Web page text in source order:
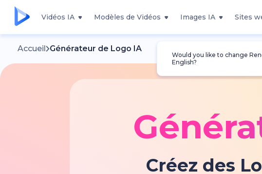
Vidéos IA Modèles de Vidéos Images IA Sites
Would you like to change
English?
Accueil Générateur de Logo IA
Créez des